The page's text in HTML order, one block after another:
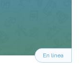
En línea